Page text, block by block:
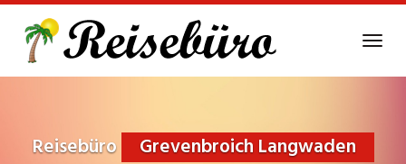
main
Reisebüro Grevenbroich Langwaden